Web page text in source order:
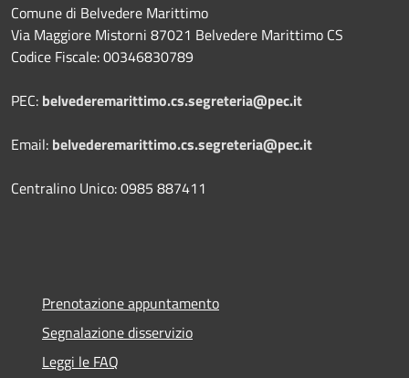
Comune di Belvedere Marittimo
Via Maggiore Mistorni 87021 Belvedere Marittimo CS
Codice Fiscale: 00346830789
PEC: belvederemarittimo.cs.segreteria@pec.it
Email: belvederemarittimo.cs.segreteria@pec.it
Centralino Unico: 0985 887411
Prenotazione appuntamento
Segnalazione disservizio
Leggi le FAQ